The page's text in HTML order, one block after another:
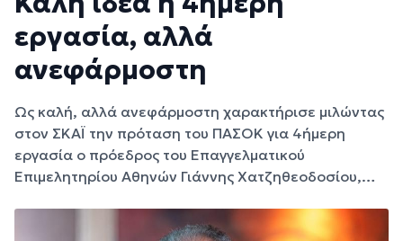
εργασία, αλλά
ανεφάρμοστη
Ως καλή, αλλά ανεφάρμοστη χαρακτήρισε μιλώντας
στον ΣΚΑΪ την πρόταση του ΠΑΣΟΚ για 4ήμερη
εργασία ο πρόεδρος του Επαγγελματικού
Επιμελητηρίου Αθηνών Γιάννης Χατζηθεοδοσίου,…